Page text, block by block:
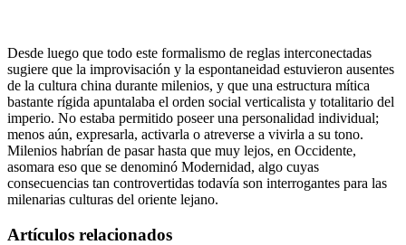
Desde luego que todo este formalismo de reglas interconectadas
sugiere que la improvisación y la espontaneidad estuvieron ausentes
de la cultura china durante milenios, y que una estructura mítica
bastante rígida apuntalaba el orden social verticalista y totalitario del
imperio. No estaba permitido poseer una personalidad individual;
menos aún, expresarla, activarla o atreverse a vivirla a su tono.
Milenios habrían de pasar hasta que muy lejos, en Occidente,
asomara eso que se denominó Modernidad, algo cuyas
consecuencias tan controvertidas todavía son interrogantes para las
milenarias culturas del oriente lejano.
Artículos relacionados